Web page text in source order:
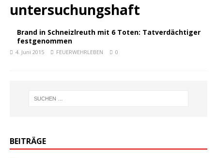
untersuchungshaft
Brand in Schneizlreuth mit 6 Toten: Tatverdächtiger
festgenommen
4. Juni 2015 FEUERWEHRLEBEN 0
BEITRÄGE